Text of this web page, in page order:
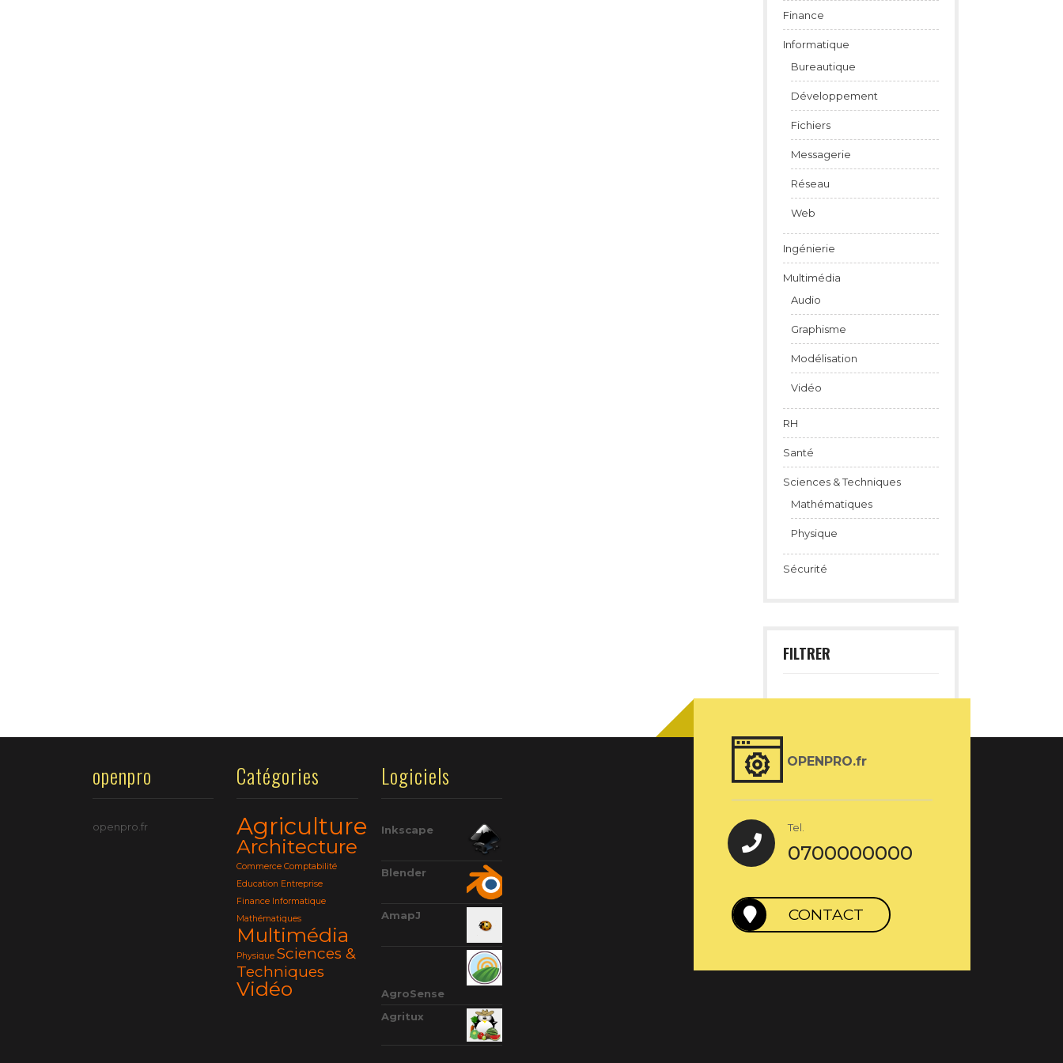
Finance
Informatique
Bureautique
Développement
Fichiers
Messagerie
Réseau
Web
Ingénierie
Multimédia
Audio
Graphisme
Modélisation
Vidéo
RH
Santé
Sciences & Techniques
Mathématiques
Physique
Sécurité
FILTRER
openpro
openpro.fr
Catégories
Agriculture
Architecture
Commerce Comptabilité
Education Entreprise
Finance Informatique
Mathématiques
Multimédia
Physique Sciences &
Techniques
Vidéo
Logiciels
Inkscape
Blender
AmapJ
AgroSense
Agritux
OPENPRO.fr
Tel.
0700000000
CONTACT